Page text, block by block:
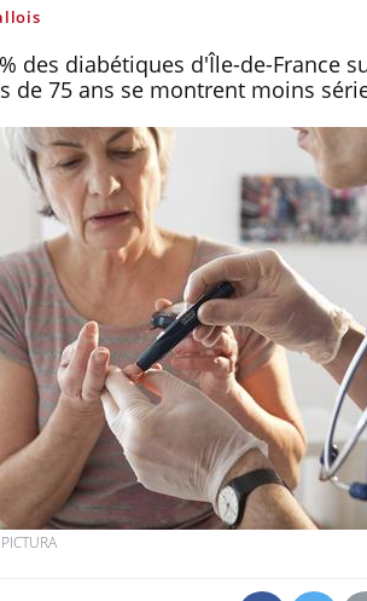
des diabétiques d'Île-de-France
de 75 ans se montrent moins
fin du comprimé
jours se profile-t-
votre ventre
il les premiers
vos vacances ?
Le
freiner
cancer ?
de